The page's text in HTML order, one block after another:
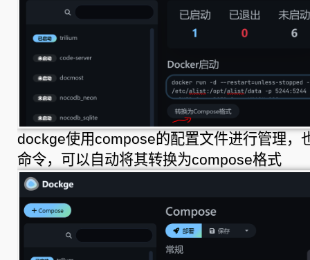
dockge使用compose的配置文件进行管理，
命令，可以自动将其转换为compose格式